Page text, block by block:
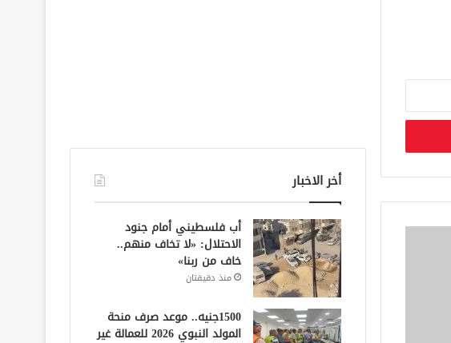
أخر الاخبار
أب فلسطيني أمام جنود
الاحتلال: «لا تخاف منهم..
خاف من ربنا»
منذ دقيقتان
1500جنيه.. موعد صرف منحة
المولد النبوي 2026 للعمالة غير